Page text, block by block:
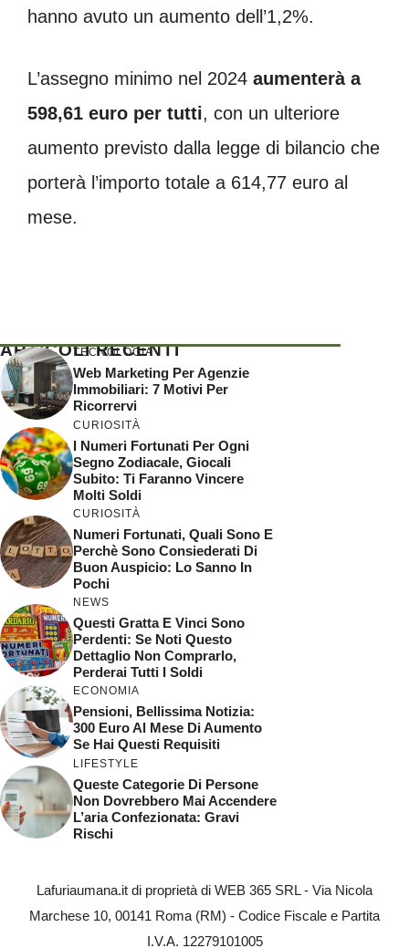
hanno avuto un aumento dell’1,2%.
L’assegno minimo nel 2024 aumenterà a
598,61 euro per tutti, con un ulteriore
aumento previsto dalla legge di bilancio che
porterà l’importo totale a 614,77 euro al
mese.
ARTICOLI RECENTI
TECNOLOGIA
Web Marketing Per Agenzie
Immobiliari: 7 Motivi Per
Ricorrervi
CURIOSITÀ
I Numeri Fortunati Per Ogni
Segno Zodiacale, Giocali
Subito: Ti Faranno Vincere
Molti Soldi
CURIOSITÀ
Numeri Fortunati, Quali Sono E
Perchè Sono Consiederati Di
Buon Auspicio: Lo Sanno In
Pochi
NEWS
Questi Gratta E Vinci Sono
Perdenti: Se Noti Questo
Dettaglio Non Comprarlo,
Perderai Tutti I Soldi
ECONOMIA
Pensioni, Bellissima Notizia:
300 Euro Al Mese Di Aumento
Se Hai Questi Requisiti
LIFESTYLE
Queste Categorie Di Persone
Non Dovrebbero Mai Accendere
L’aria Confezionata: Gravi
Rischi
Lafuriaumana.it di proprietà di WEB 365 SRL - Via Nicola
Marchese 10, 00141 Roma (RM) - Codice Fiscale e Partita
I.V.A. 12279101005